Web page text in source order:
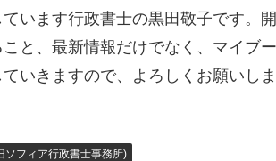
います行政書士の黒田敬子です。
と、最新情報だけでなく、マイブ
いきますので、よろしくお願いしま
ソフィア行政書士事務所)